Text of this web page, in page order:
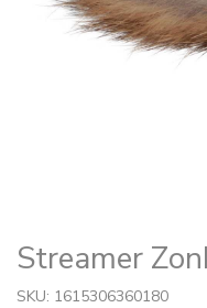
Streamer
SKU: 1615306360180